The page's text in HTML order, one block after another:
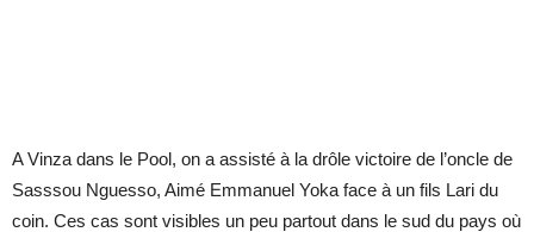
A Vinza dans le Pool, on a as­sisté à la drôle vic­toire de l’oncle de
Sass­sou Nguesso, Aimé Em­ma­nuel Yoka face à un fils Lari du
coin. Ces cas sont vi­sibles un peu par­tout dans le sud du pays où